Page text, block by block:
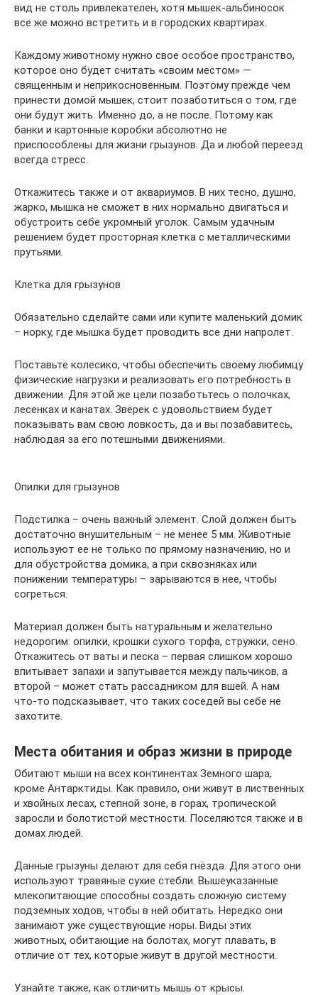
вид не столь привлекателен, хотя мышек-альбиносок
все же можно встретить и в городских квартирах.
Каждому животному нужно свое особое пространство,
которое оно будет считать «своим местом» —
священным и неприкосновенным. Поэтому прежде чем
принести домой мышек, стоит позаботиться о том, где
они будут жить. Именно до, а не после. Потому как
банки и картонные коробки абсолютно не
приспособлены для жизни грызунов. Да и любой переезд
всегда стресс.
Откажитесь также и от аквариумов. В них тесно, душно,
жарко, мышка не сможет в них нормально двигаться и
обустроить себе укромный уголок. Самым удачным
решением будет просторная клетка с металлическими
прутьями.
Клетка для грызунов
Обязательно сделайте сами или купите маленький домик
– норку, где мышка будет проводить все дни напролет.
Поставьте колесико, чтобы обеспечить своему любимцу
физические нагрузки и реализовать его потребность в
движении. Для этой же цели позаботьтесь о полочках,
лесенках и канатах. Зверек с удовольствием будет
показывать вам свою ловкость, да и вы позабавитесь,
наблюдая за его потешными движениями.
Опилки для грызунов
Подстилка – очень важный элемент. Слой должен быть
достаточно внушительным – не менее 5 мм. Животные
используют ее не только по прямому назначению, но и
для обустройства домика, а при сквозняках или
понижении температуры – зарываются в нее, чтобы
согреться.
Материал должен быть натуральным и желательно
недорогим: опилки, крошки сухого торфа, стружки, сено.
Откажитесь от ваты и песка – первая слишком хорошо
впитывает запахи и запутывается между пальчиков, а
второй – может стать рассадником для вшей. А нам
что-то подсказывает, что таких соседей вы себе не
захотите.
Места обитания и образ жизни в природе
Обитают мыши на всех континентах Земного шара,
кроме Антарктиды. Как правило, они живут в лиственных
и хвойных лесах, степной зоне, в горах, тропической
заросли и болотистой местности. Поселяются также и в
домах людей.
Данные грызуны делают для себя гнёзда. Для этого они
используют травяные сухие стебли. Вышеуказанные
млекопитающие способны создать сложную систему
подземных ходов, чтобы в ней обитать. Нередко они
занимают уже существующие норы. Виды этих
животных, обитающие на болотах, могут плавать, в
отличие от тех, которые живут в другой местности.
Узнайте также, как отличить мышь от крысы.